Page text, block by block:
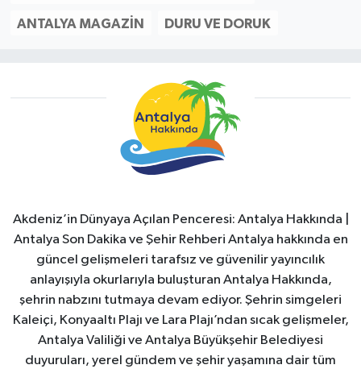
ANTALYA MAGAZIN DURU VE DORUK
Akdeniz’in Dünyaya Açılan Penceresi: Antalya Hakkında |
Antalya Son Dakika ve Şehir Rehberi Antalya hakkında en
güncel gelişmeleri tarafsız ve güvenilir yayıncılık
anlayışıyla okurlarıyla buluşturan Antalya Hakkında,
şehrin nabzını tutmaya devam ediyor. Şehrin simgeleri
Kaleiçi, Konyaaltı Plajı ve Lara Plajı’ndan sıcak gelişmeler,
Antalya Valiliği ve Antalya Büyükşehir Belediyesi
duyuruları, yerel gündem ve şehir yaşamına dair tüm